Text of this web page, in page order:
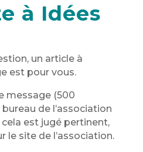
à Idées
un article à
est pour vous.
message (500
de l’association
cela est jugé pertinent,
le site de l’association.